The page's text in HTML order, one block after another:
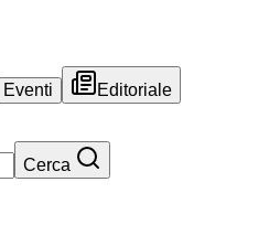
Eventi
Editoriale
Cerca